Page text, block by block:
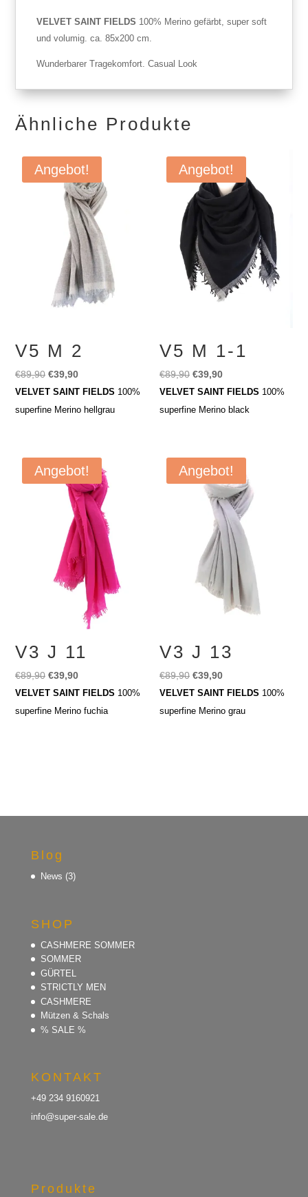
VELVET SAINT FIELDS 100% Merino gefärbt, super soft
und volumig. ca. 85x200 cm.
Wunderbarer Tragekomfort. Casual Look
Ähnliche Produkte
Angebot!
V5 M 2
€89,90 Ursprünglicher
Preis
war:
€39,90Aktueller
Preis
ist:
VELVET SAINT FIELDS 100%
superfine Merino hellgrau
Angebot!
V5 M 1-1
€89,90 Ursprünglicher
Preis
war:
€39,90Aktueller
Preis
ist:
VELVET SAINT FIELDS 100%
superfine Merino black
Angebot!
V3 J 11
€89,90 Ursprünglicher
Preis
war:
€39,90Aktueller
Preis
ist:
VELVET SAINT FIELDS 100%
superfine Merino fuchia
Angebot!
V3 J 13
€89,90 Ursprünglicher
Preis
war:
€39,90Aktueller
Preis
ist:
VELVET SAINT FIELDS 100%
superfine Merino grau
Blog
News (3)
SHOP
CASHMERE SOMMER
SOMMER
GÜRTEL
STRICTLY MEN
CASHMERE
Mützen & Schals
% SALE %
KONTAKT
+49 234 9160921
info@super-sale.de
Produkte